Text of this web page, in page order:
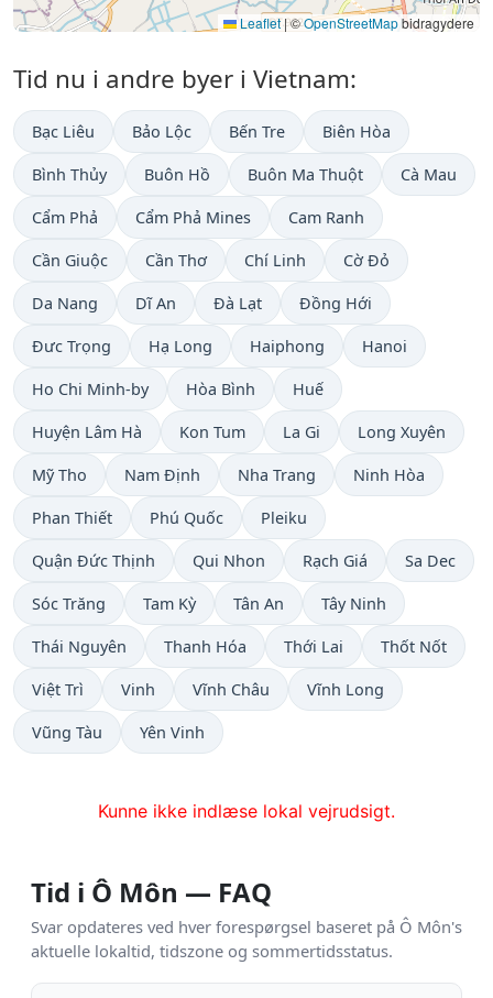
Leaflet |©OpenStreetMapbidragydere
Tid nu i andre byer i Vietnam:
Bạc Liêu Bảo Lộc Bến Tre Biên Hòa
Bình Thủy Buôn Hồ Buôn Ma Thuột Cà Mau
Cẩm Phả Cẩm Phả Mines Cam Ranh
Cần Giuộc Cần Thơ Chí Linh Cờ Đỏ
Da Nang Dĩ An Đà Lạt Đồng Hới
Đưc Trọng Hạ Long Haiphong Hanoi
Ho Chi Minh-by Hòa Bình Huế
Huyện Lâm Hà Kon Tum La Gi Long Xuyên
Mỹ Tho Nam Định Nha Trang Ninh Hòa
Phan Thiết Phú Quốc Pleiku
Quận Đức Thịnh Qui Nhon Rạch Giá Sa Dec
Sóc Trăng Tam Kỳ Tân An Tây Ninh
Thái Nguyên Thanh Hóa Thới Lai Thốt Nốt
Việt Trì Vinh Vĩnh Châu Vĩnh Long
Vũng Tàu Yên Vinh
Kunne ikke indlæse lokal vejrudsigt.
Tid i Ô Môn — FAQ
Svar opdateres ved hver forespørgsel baseret på Ô Môn's
aktuelle lokaltid, tidszone og sommertidsstatus.